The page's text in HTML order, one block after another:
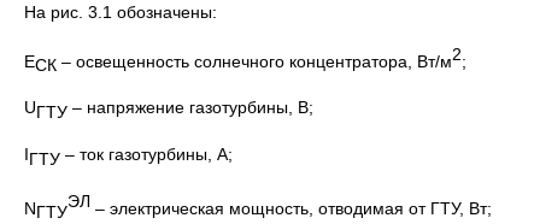
На рис. 3.1 обозначены:
EСК – освещенность солнечного концентратора, Вт/м2;
UГТУ – напряжение газотурбины, В;
IГТУ – ток газотурбины, А;
NГТУ
ЭЛ – электрическая мощность, отводимая от ГТУ, Вт;